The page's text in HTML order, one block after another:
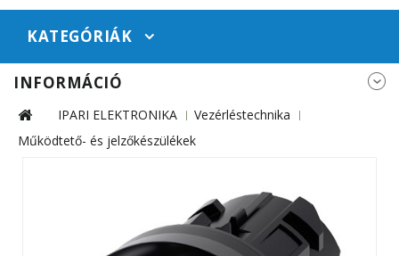
KATEGÓRIÁK
INFORMÁCIÓ
IPARI ELEKTRONIKA
Vezérléstechnika
Működtető- és jelzőkészülékek